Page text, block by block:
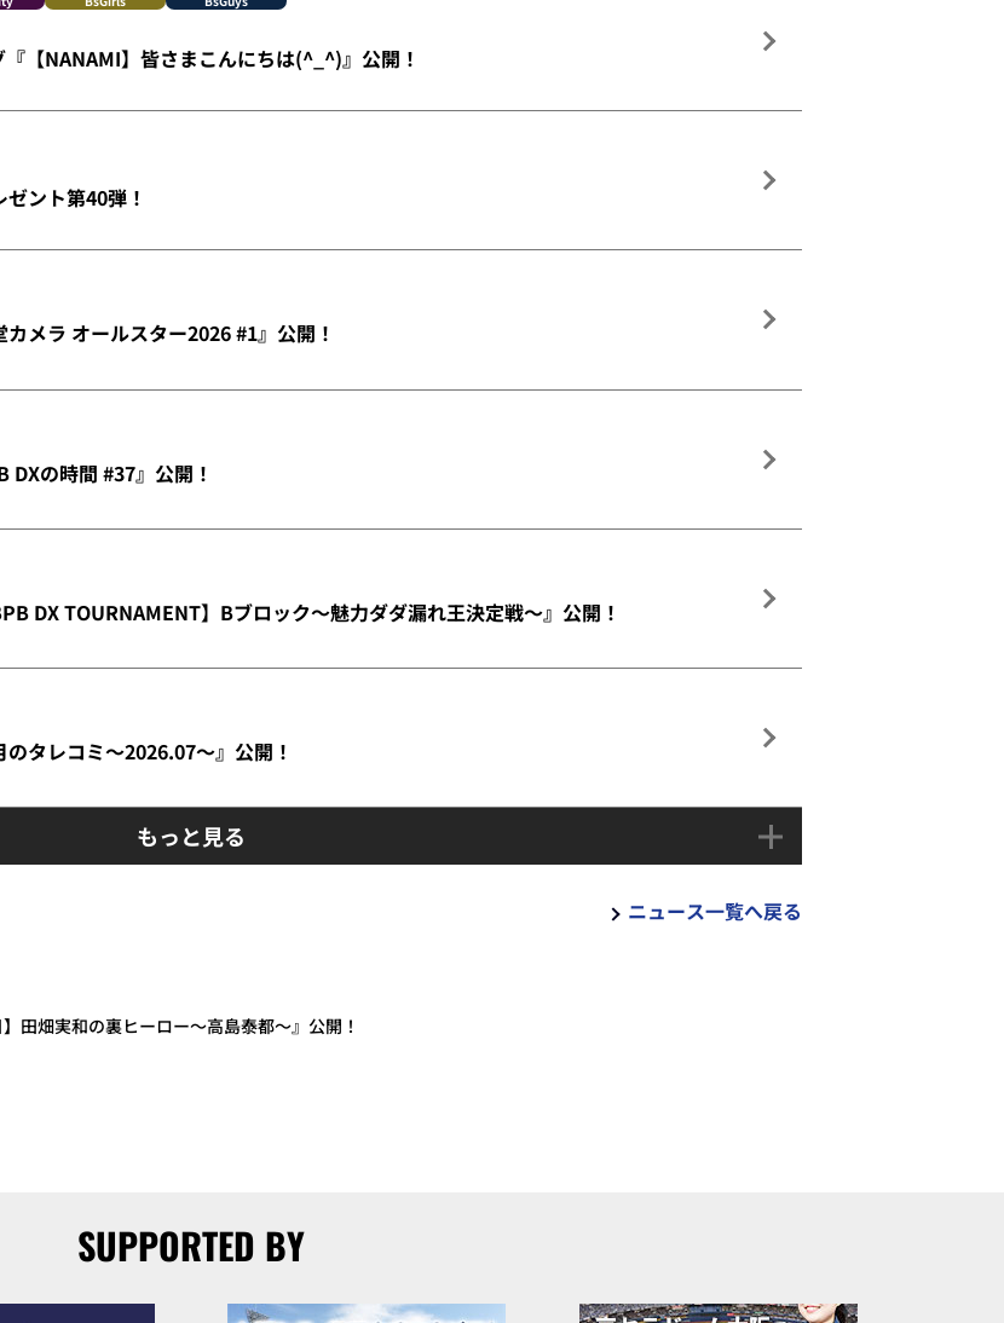
『【NANAMI】皆さまこんにちは(^_^)』公開！
ント第40弾！
カメラ オールスター2026 #1』公開！
DXの時間 #37』公開！
DX TOURNAMENT】Bブロック～魅力ダダ漏れ王決定戦～』公開！
のタレコミ～2026.07～』公開！
もっと見る
ニュース一覧へ戻る
】田畑実和の裏ヒーロー～高島泰都～』公開！
SUPPORTED BY